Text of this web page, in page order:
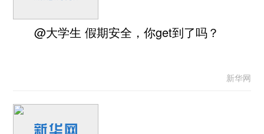
@大学生 假期安全，你get到了吗？
新华网